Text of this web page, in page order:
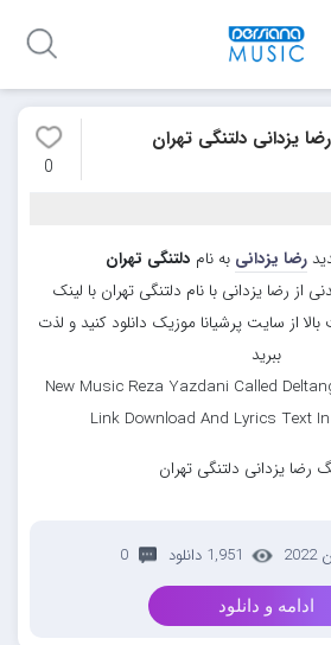
یزدانی دلتنگی تهران
0
رضا یزدانی به نام دلتنگی تهران
از رضا یزدانی با نام دلتنگی تهران با لینک
از سایت پرشیانا موزیک دانلود کنید و لذت
ببرید
New Music Reza Yazdani Called
Link Download And Lyrics Text
1,951 دانلود 0
ادامه و دانلود